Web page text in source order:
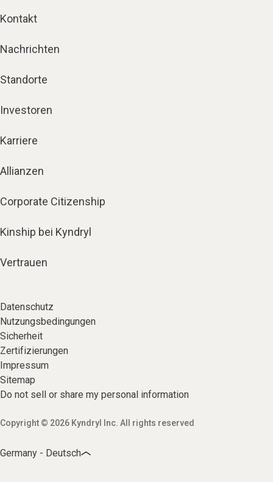
Kontakt
Nachrichten
Standorte
Investoren
Karriere
Allianzen
Corporate Citizenship
Kinship bei Kyndryl
Vertrauen
Datenschutz
Nutzungsbedingungen
Sicherheit
Zertifizierungen
Impressum
Sitemap
Do not sell or share my personal information
Copyright © 2026 Kyndryl Inc. All rights reserved
Germany - Deutsch